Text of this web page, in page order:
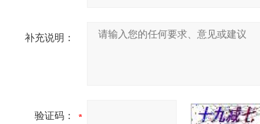
补充说明：
验证码：